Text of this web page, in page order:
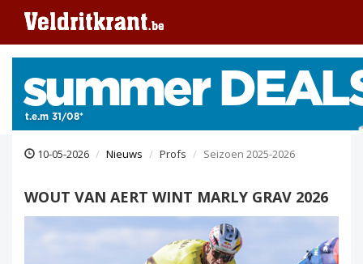
10-05-2026 Nieuws Profs Seizoen 2025-2026
WOUT VAN AERT WINT MARLY GRAV 2026